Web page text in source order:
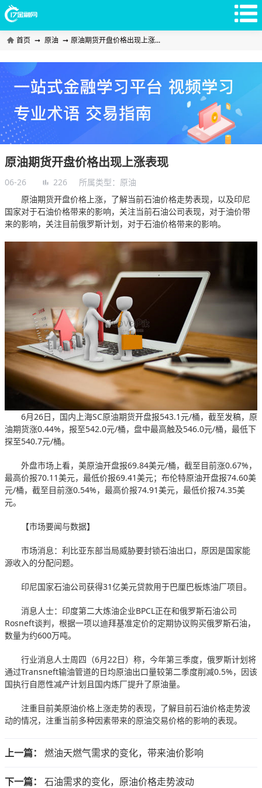
首页 ➞ 原油 ➞ 原油期货开盘价格出现上涨...
原油期货开盘价格出现上涨表现
06-26 226 所属类型： 原油
原油期货开盘价格上涨，了解当前石油价格走势表现，以及印尼
国家对于石油价格带来的影响，关注当前石油公司表现，对于油价带
来的影响，关注目前俄罗斯计划，对于石油价格带来的影响。
6月26日，国内上海SC原油期货开盘报543.1元/桶，截至发稿，原
油期货涨0.44%，报至542.0元/桶，盘中最高触及546.0元/桶，最低下
探至540.7元/桶。
外盘市场上看，美原油开盘报69.84美元/桶，截至目前涨0.67%，
最高价报70.11美元，最低价报69.41美元；布伦特原油开盘报74.60美
元/桶，截至目前涨0.54%，最高价报74.91美元，最低价报74.35美
元。
【市场要闻与数据】
市场消息：利比亚东部当局威胁要封锁石油出口，原因是国家能
源收入的分配问题。
印尼国家石油公司获得31亿美元贷款用于巴厘巴板炼油厂项目。
消息人士：印度第二大炼油企业BPCL正在和俄罗斯石油公司
Rosneft谈判，根据一项以迪拜基准定价的定期协议购买俄罗斯石油，
数量为约600万吨。
行业消息人士周四（6月22日）称，今年第三季度，俄罗斯计划将
通过Transneft输油管道的日均原油出口量较第二季度削减0.5%，因该
国执行自愿性减产计划且国内炼厂提升了原油量。
注重目前美原油价格上涨走势的表现，了解目前石油价格走势波
动的情况，注重当前多种因素带来的原油交易价格的影响的表现。
上一篇： 燃油天燃气需求的变化，带来油价影响
下一篇： 石油需求的变化，原油价格走势波动